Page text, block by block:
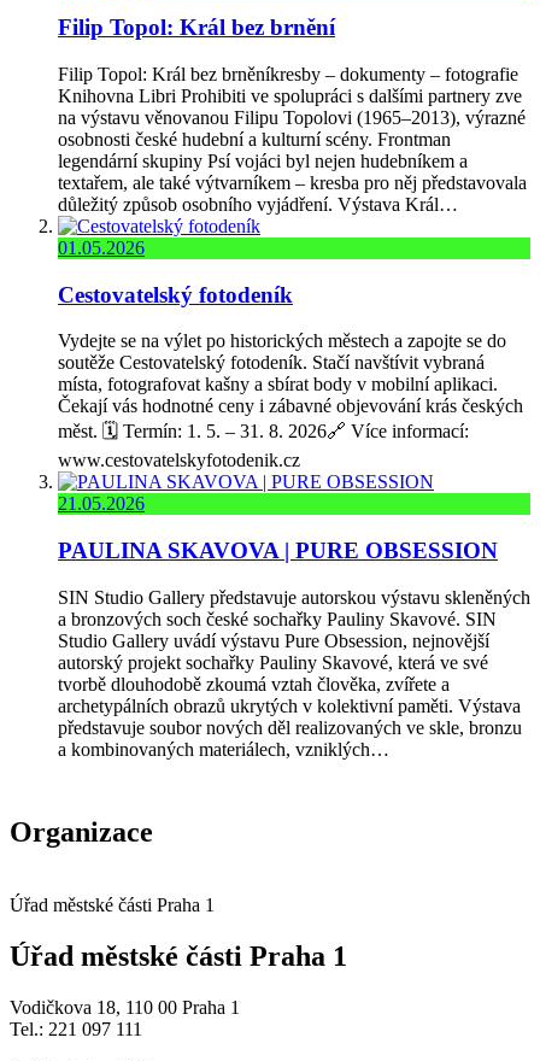
Filip Topol: Král bez brnění
Filip Topol: Král bez brněníkresby – dokumenty – fotografie
Knihovna Libri Prohibiti ve spolupráci s dalšími partnery zve
na výstavu věnovanou Filipu Topolovi (1965–2013), výrazné
osobnosti české hudební a kulturní scény. Frontman
legendární skupiny Psí vojáci byl nejen hudebníkem a
textařem, ale také výtvarníkem – kresba pro něj představovala
důležitý způsob osobního vyjádření. Výstava Král…
01.05.2026
Cestovatelský fotodeník
Vydejte se na výlet po historických městech a zapojte se do
soutěže Cestovatelský fotodeník. Stačí navštívit vybraná
místa, fotografovat kašny a sbírat body v mobilní aplikaci.
Čekají vás hodnotné ceny i zábavné objevování krás českých
měst. 🗓️ Termín: 1. 5. – 31. 8. 2026🔗 Více informací:
www.cestovatelskyfotodenik.cz
21.05.2026
PAULINA SKAVOVA | PURE OBSESSION
SIN Studio Gallery představuje autorskou výstavu skleněných
a bronzových soch české sochařky Pauliny Skavové. SIN
Studio Gallery uvádí výstavu Pure Obsession, nejnovější
autorský projekt sochařky Pauliny Skavové, která ve své
tvorbě dlouhodobě zkoumá vztah člověka, zvířete a
archetypálních obrazů ukrytých v kolektivní paměti. Výstava
představuje soubor nových děl realizovaných ve skle, bronzu
a kombinovaných materiálech, vzniklých…
Organizace
Úřad městské části Praha 1
Úřad městské části Praha 1
Vodičkova 18, 110 00 Praha 1
Tel.: 221 097 111